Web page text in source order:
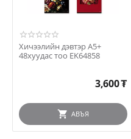
Хичээлийн дэвтэр A5+
48хуудас тоо EK64858
3,600₮
АВЪЯ